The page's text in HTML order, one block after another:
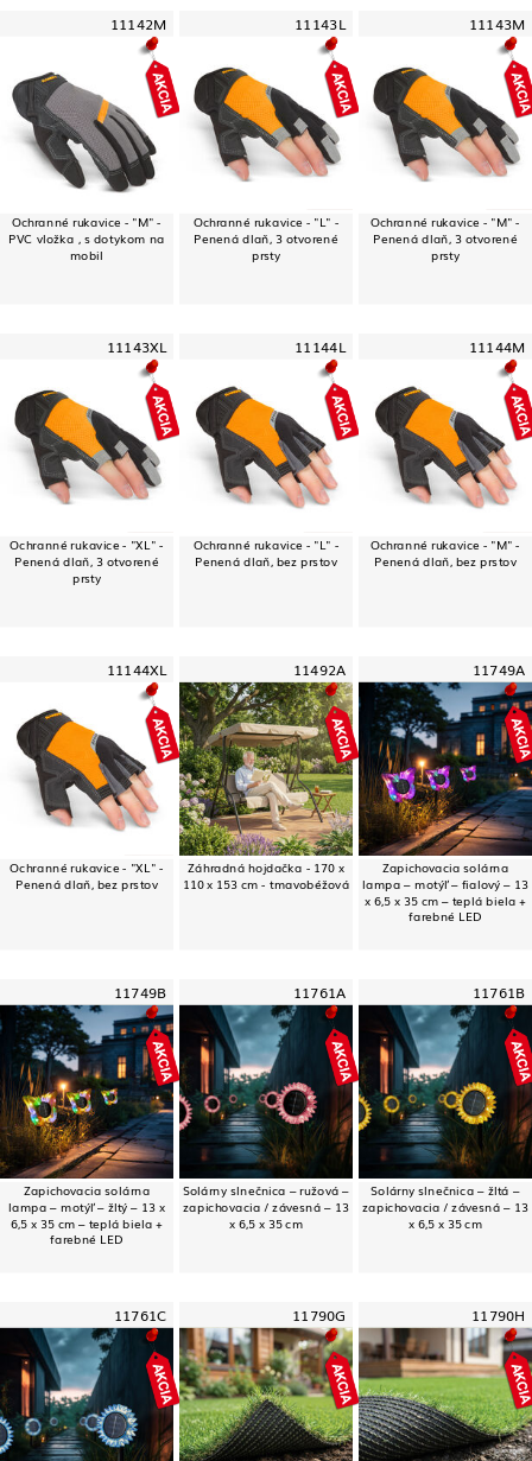
11142M
Ochranné rukavice - "M" -
PVC vložka , s dotykom na
mobil
11143L
Ochranné rukavice - "L" -
Penená dlaň, 3 otvorené
prsty
11143M
Ochranné rukavice - "M" -
Penená dlaň, 3 otvorené
prsty
11143XL
Ochranné rukavice - "XL" -
Penená dlaň, 3 otvorené
prsty
11144L
Ochranné rukavice - "L" -
Penená dlaň, bez prstov
11144M
Ochranné rukavice - "M" -
Penená dlaň, bez prstov
11144XL
Ochranné rukavice - "XL" -
Penená dlaň, bez prstov
11492A
Záhradná hojdačka - 170 x
110 x 153 cm - tmavobéžová
11749A
Zapichovacia solárna
lampa – motýľ – fialový – 13
x 6,5 x 35 cm – teplá biela +
farebné LED
11749B
Zapichovacia solárna
lampa – motýľ – žltý – 13 x
6,5 x 35 cm – teplá biela +
farebné LED
11761A
Solárny slnečnica – ružová –
zapichovacia / závesná – 13
x 6,5 x 35 cm
11761B
Solárny slnečnica – žltá –
zapichovacia / závesná – 13
x 6,5 x 35 cm
11761C 11790G 11790H